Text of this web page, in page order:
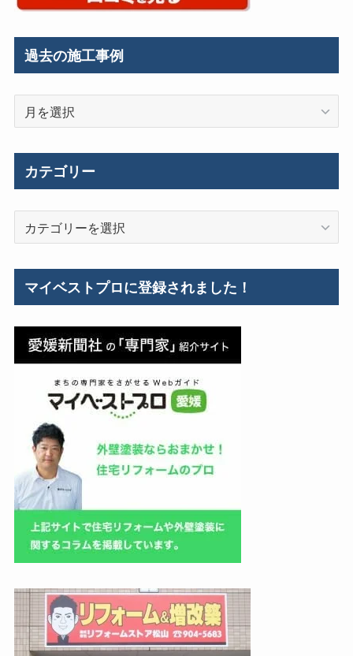
過去の施工事例
去
工
カテゴリー
テ
リマイベストプロに登録されました！